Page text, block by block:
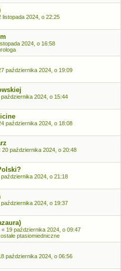
listopada 2024, o 22:25
2024, o 16:58
października 2024, o 19:09
października 2024, o 15:44
października 2024, o 18:08
20 października 2024, o 20:48
października 2024, o 21:18
października 2024, o 19:37
« 19 października 2024, o 09:47
ptasiomiedniczne
października 2024, o 06:56